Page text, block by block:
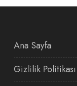
Ana Sayfa
Gizlilik Politikası